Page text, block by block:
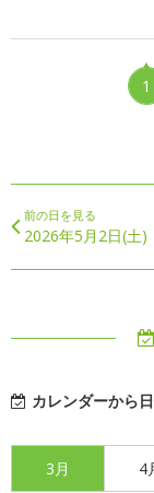
1
前の日を見る
2026年5月2日(土)
カレンダーから
3月 4